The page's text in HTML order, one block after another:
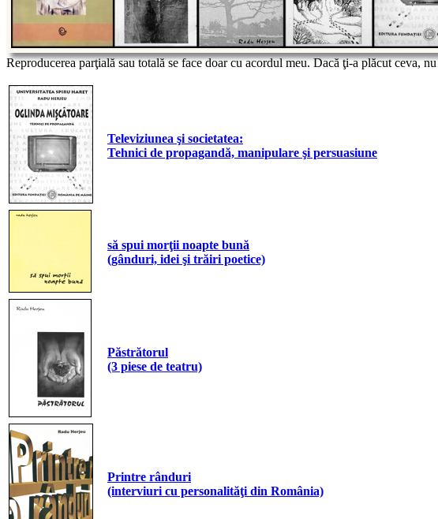
Reproducerea parţială sau totală se face doar cu acordul meu. Dacă ţi-a plăcut ceva,
Televiziunea şi societatea:
Tehnici de propagandă, manipulare şi persuasiune
să spui morţii noapte bună
(gânduri, idei şi trăiri poetice)
Păstrătorul
(3 piese de teatru)
Printre rânduri
(interviuri cu personalităţi din România)